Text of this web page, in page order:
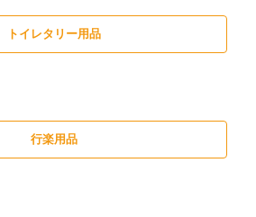
トイレタリー用品
行楽用品